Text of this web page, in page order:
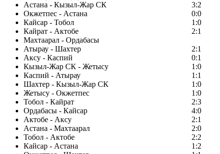
Астана - Кызыл-Жар СК
3:2
Окжетпес - Астана
0:0
Кайсар - Тобол
1:0
Кайрат - Актобе
2:1
Махтаарал - Ордабасы
Атырау - Шахтер
2:1
Аксу - Каспий
0:1
Кызыл-Жар СК - Жетысу
1:0
Каспий - Атырау
1:1
Шахтер - Кызыл-Жар СК
1:0
Жетысу - Окжетпес
1:0
Тобол - Кайрат
2:3
Ордабасы - Кайсар
4:0
Актобе - Аксу
2:1
Астана - Махтаарал
2:0
Тобол - Актобе
2:2
Кайсар - Астана
1:2